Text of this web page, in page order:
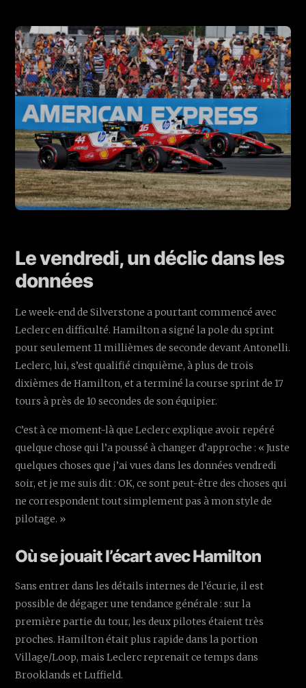
Le vendredi, un déclic dans les
données
Le week-end de Silverstone a pourtant commencé avec
Leclerc en difficulté. Hamilton a signé la pole du sprint
pour seulement 11 millièmes de seconde devant Antonelli.
Leclerc, lui, s’est qualifié cinquième, à plus de trois
dixièmes de Hamilton, et a terminé la course sprint de 17
tours à près de 10 secondes de son équipier.
C’est à ce moment-là que Leclerc explique avoir repéré
quelque chose qui l’a poussé à changer d’approche : « Juste
quelques choses que j’ai vues dans les données vendredi
soir, et je me suis dit : OK, ce sont peut-être des choses qui
ne correspondent tout simplement pas à mon style de
pilotage. »
Où se jouait l’écart avec Hamilton
Sans entrer dans les détails internes de l’écurie, il est
possible de dégager une tendance générale : sur la
première partie du tour, les deux pilotes étaient très
proches. Hamilton était plus rapide dans la portion
Village/Loop, mais Leclerc reprenait ce temps dans
Brooklands et Luffield.